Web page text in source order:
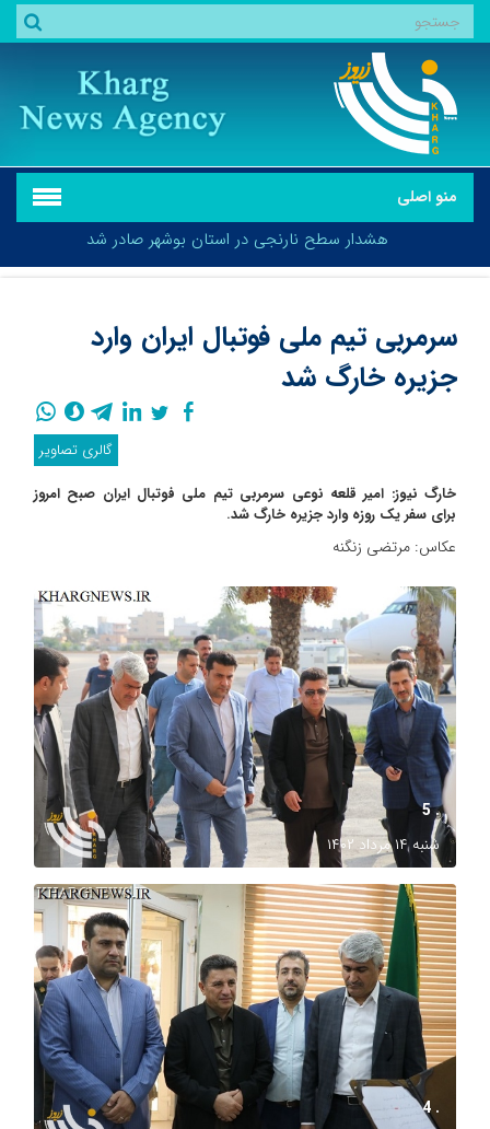
منو اصلی
هشدار سطح نارنجی در استان بوشهر صادر شد
هشدار سطح نارنجی در استان بوشهر صادر شد
سرمربی تیم ملی فوتبال ایران وارد
جزیره خارگ شد
خارگ نیوز: امیر قلعه نوعی سرمربی تیم ملی فوتبال ایران صبح امروز
برای سفر یک روزه وارد جزیره خارگ شد.
گالری تصاویر
عکاس: مرتضی زنگنه
. 5
شنبه ۱۴ مرداد ۱۴۰۲
. 4